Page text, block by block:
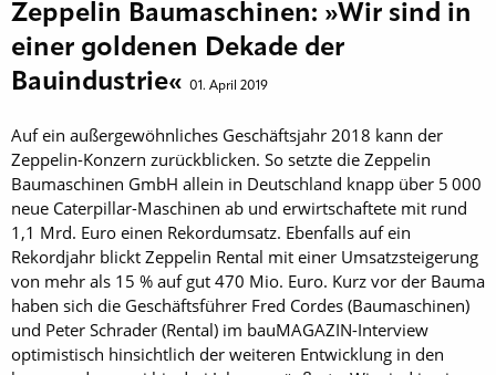
Zeppelin Baumaschinen: »Wir sind in
einer goldenen Dekade der
Bauindustrie« 01. April 2019
Auf ein außergewöhnliches Geschäftsjahr 2018 kann der
Zeppelin-Konzern zurückblicken. So setzte die Zeppelin
Baumaschinen GmbH allein in Deutschland knapp über 5 000
neue Caterpillar-Maschinen ab und erwirtschaftete mit rund
1,1 Mrd. Euro einen Rekordumsatz. Ebenfalls auf ein
Rekordjahr blickt Zeppelin Rental mit einer Umsatzsteigerung
von mehr als 15 % auf gut 470 Mio. Euro. Kurz vor der Bauma
haben sich die Geschäftsführer Fred Cordes (Baumaschinen)
und Peter Schrader (Rental) im bauMAGAZIN-Interview
optimistisch hinsichtlich der weiteren Entwicklung in den